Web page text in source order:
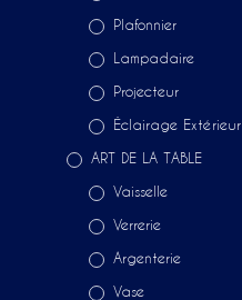
Plafonnier
Lampadaire
Projecteur
Éclairage Extérieur
ART DE LA TABLE
Vaisselle
Verrerie
Argenterie
Vase